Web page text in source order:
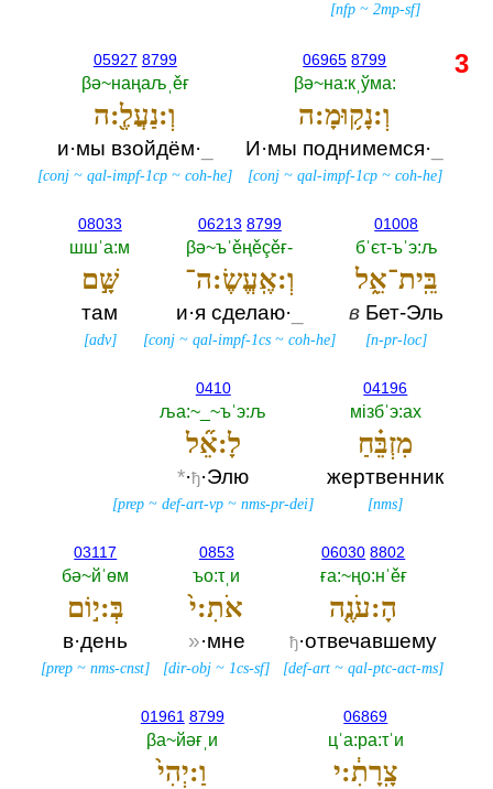
[nfp ~2mp-sf]
06965 8799
βә~на:кˌўма:‎
וְ:נָק֥וּמָ:ה
И·мы поднимемся·
[conj~ qal-impf-1cp~ coh-he]
05927 8799
βә~наңаљˌěғ
וְ:נַעֲלֶ֖:ה
и·мы взойдём·
[conj ~qal-impf-1cp ~coh-he]
01008
бˈєτ-ъˈэ:љ
בֵּֽית־אֵ֑ל
в Бет-Эль
[n-pr-loc]
06213 8799
βә~ъˈěңěçěғ-‎
וְ:אֶֽעֱשֶׂ:ה־
и·я сделаю·
[conj ~qal-impf-1cs ~coh-he]
08033
шшˈа:м
שָּׁ֣ם
там
[adv]
04196
мiзбˈэ:ах
מִזְבֵּ֗חַ
жертвенник
[nms]
0410
ља:~_~ъˈэ:љ
לָ:אֵ֞ל
*·ђ·Элю
[prep ~def-art-vp ~nms-pr-dei]
06030 8802
ға:~ңо:нˈěғ
הָ:עֹנֶ֤ה
ђ·отвечавшему
[def-art ~qal-ptc-act-ms]
0853
ъо:τˌи
אֹתִ:י֙
»·мне
[dir-obj ~1cs-sf]
03117
бә~йˈөм
בְּ:י֣וֹם
в·день
[prep ~nms-cnst]
06869
цˈа:ра:τˈи
צָֽרָתִ֔:י
01961 8799
βа~йәғˌи
וַ:יְהִי֙
3